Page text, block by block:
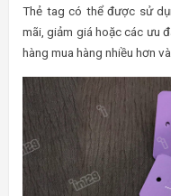
Thẻ tag có thể được sử
mãi, giảm giá hoặc các ưu
hàng mua hàng nhiều hơn